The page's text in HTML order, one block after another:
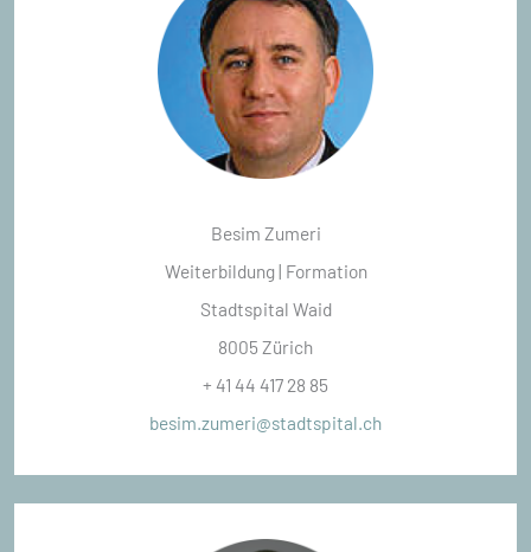
Besim Zumeri
Weiterbildung | Formation
Stadtspital Waid
8005 Zürich
+ 41 44 417 28 85
besim.zumeri@stadtspital.ch